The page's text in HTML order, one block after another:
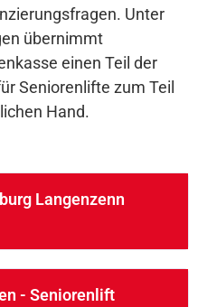
Unter
übernimmt
einen Teil der
Seniorenlifte zum Teil
Hand.
Langenzenn
- Seniorenlift